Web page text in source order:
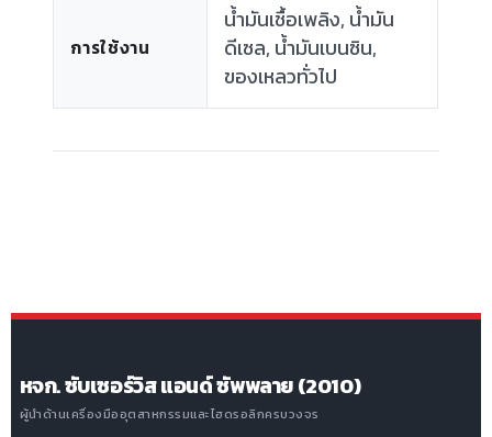
การใช้งาน
น้ำมันเชื้อเพลิง, น้ำมัน
ดีเซล, น้ำมันเบนซิน,
ของเหลวทั่วไป
หจก. ซับเซอร์วิส แอนด์ ซัพพลาย (2010)
ผู้นำด้านเครื่องมืออุตสาหกรรมและไฮดรอลิกครบวงจร